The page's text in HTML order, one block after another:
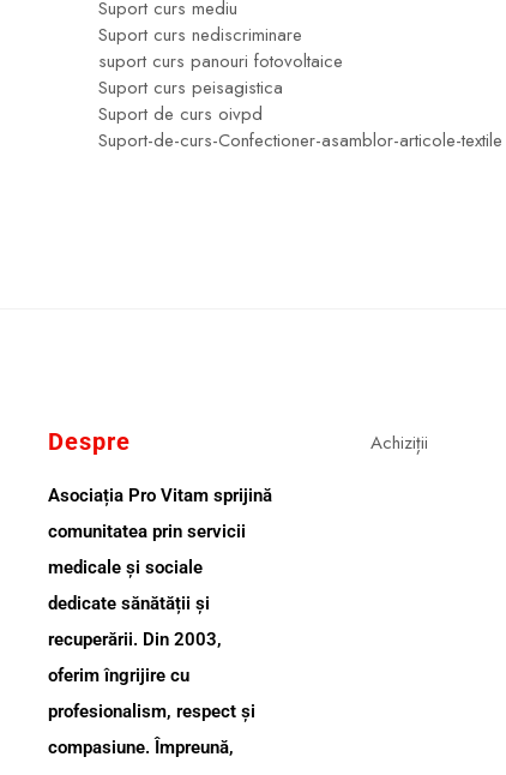
Suport curs mediu
Suport curs nediscriminare
suport curs panouri fotovoltaice
Suport curs peisagistica
Suport de curs oivpd
Suport-de-curs-Confectioner-asamblor-articole-textile
Despre
Asociația Pro Vitam sprijină
comunitatea prin servicii
medicale și sociale
dedicate sănătății și
recuperării. Din 2003,
oferim îngrijire cu
profesionalism, respect și
compasiune. Împreună,
Achiziții